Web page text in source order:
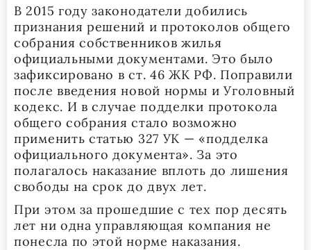
В 2015 году законодатели добились
признания решений и протоколов общего
собрания собственников жилья
официальными документами. Это было
зафиксировано в ст. 46 ЖК РФ. Поправили
после введения новой нормы и Уголовный
кодекс. И в случае подделки протокола
общего собрания стало возможно
применить статью 327 УК — «подделка
официального документа». За это
полагалось наказание вплоть до лишения
свободы на срок до двух лет.
При этом за прошедшие с тех пор десять
лет ни одна управляющая компания не
понесла по этой норме наказания.